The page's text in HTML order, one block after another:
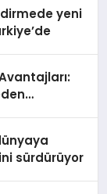
yeni
sürdürüyor